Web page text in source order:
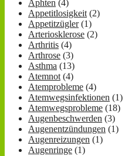
Aphten (4)
Appetitlosigkeit (2)
Appetitzügler(1)
Arteriosklerose (2)
Arthritis (4)
Arthrose (3)
Asthma (13)
Atemnot (4)
Atemprobleme (4)
Atemwegsinfektionen (1)
Atemwegsprobleme (18)
Augenbeschwerden (3)
Augenentzündungen (1)
Augenreizungen (1)
Augenringe (1)